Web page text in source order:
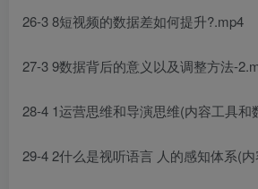
26-3 8短视频的数据差如何提升?.mp4
27-3 9数据背后的意义以及调整方法-
28-4 1运营思维和导演思维(内容工具和
29-4 2什么是视听语言 人的感知体系(